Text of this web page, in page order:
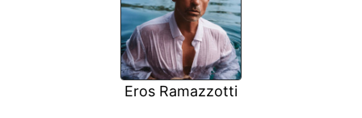
Eros Ramazzotti